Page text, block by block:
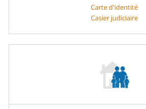
Carte d'identité
Casier judiciaire